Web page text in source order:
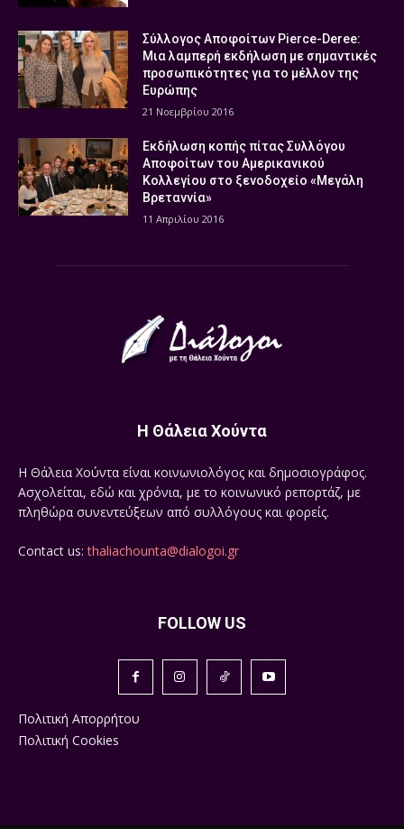
Σύλλογος Αποφοίτων Pierce-Deree:
Μια λαμπερή εκδήλωση με σημαντικές
προσωπικότητες για το μέλλον της
Ευρώπης
21 Νοεμβρίου 2016
Εκδήλωση κοπής πίτας Συλλόγου
Αποφοίτων του Αμερικανικού
Κολλεγίου στο ξενοδοχείο «Μεγάλη
Βρεταννία»
11 Απριλίου 2016
Η Θάλεια Χούντα
Η Θάλεια Χούντα είναι κοινωνιολόγος και δημοσιογράφος.
Ασχολείται, εδώ και χρόνια, με το κοινωνικό ρεπορτάζ, με
πληθώρα συνεντεύξεων από συλλόγους και φορείς.
Contact us:thaliachounta@dialogoi.gr
FOLLOW US
Πολιτική Απορρήτου
Πολιτική Cookies